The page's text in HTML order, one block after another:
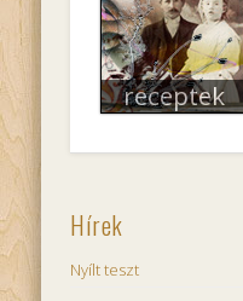
receptek
Hírek
Nyílt teszt